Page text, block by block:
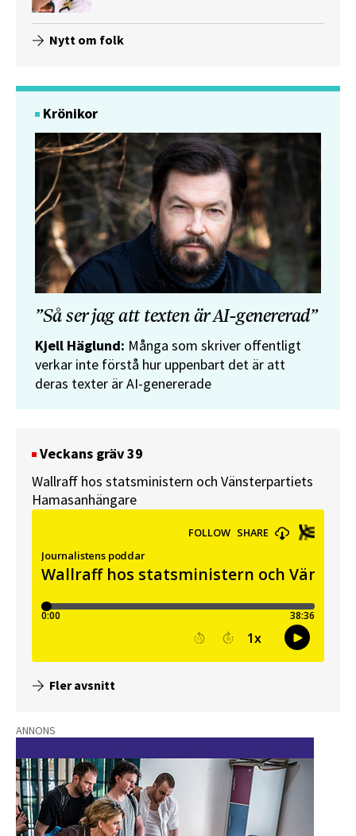
Nytt om folk
Krönikor
”Så ser jag att texten är AI-genererad”
Kjell Häglund: Många som skriver offentligt
verkar inte förstå hur uppenbart det är att
deras texter är AI-genererade
Veckans gräv 39
Wallraff hos statsministern och Vänsterpartiets
Hamasanhängare
Fler avsnitt
ANNONS